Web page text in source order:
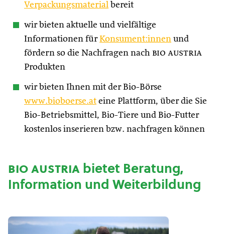
Verpackungsmaterial bereit
wir bieten aktuelle und vielfältige
Informationen fürKonsument:innen und
fördern so die Nachfragen nach bio austria
Produkten
wir bieten Ihnen mit der Bio-Börse
www.bioboerse.at eine Plattform, über die Sie
Bio-Betriebsmittel, Bio-Tiere und Bio-Futter
kostenlos inserieren bzw. nachfragen können
bio austriabietet Beratung,
Information und Weiterbildung